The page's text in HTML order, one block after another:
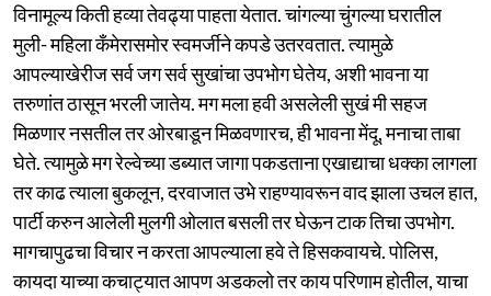
विनामूल्य किती हव्या तेवढ्या पाहता येतात. चांगल्या चुंगल्या घरातील
मुली- महिला कँमेरासमोर स्वमर्जीने कपडे उतरवतात. त्यामुळे
आपल्याखेरीज सर्व जग सर्व सुखांचा उपभोग घेतेय, अशी भावना या
तरुणांत ठासून भरली जातेय. मग मला हवी असलेली सुखं मी सहज
मिळणार नसतील तर ओरबाडून मिळवणारच, ही भावना मेंदू, मनाचा ताबा
घेते. त्यामुळे मग रेल्वेच्या डब्यात जागा पकडताना एखाद्याचा धक्का लागला
तर काढ त्याला बुकलून, दरवाजात उभे राहण्यावरून वाद झाला उचल हात,
पार्टी करुन आलेली मुलगी ओलात बसली तर घेऊन टाक तिचा उपभोग.
मागचापुढचा विचार न करता आपल्याला हवे ते हिसकवायचे. पोलिस,
कायदा याच्या कचाट्यात आपण अडकलो तर काय परिणाम होतील, याचा